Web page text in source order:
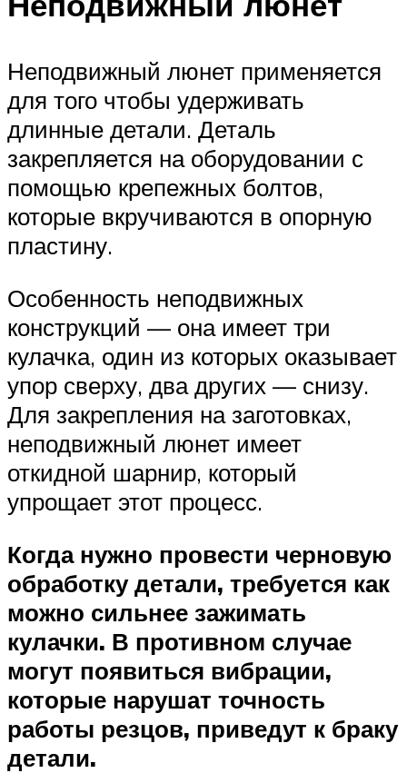
Неподвижный люнет применяется
для того чтобы удерживать
длинные детали. Деталь
закрепляется на оборудовании с
помощью крепежных болтов,
которые вкручиваются в опорную
пластину.
Особенность неподвижных
конструкций — она имеет три
кулачка, один из которых оказывает
упор сверху, два других — снизу.
Для закрепления на заготовках,
неподвижный люнет имеет
откидной шарнир, который
упрощает этот процесс.
Когда нужно провести черновую
обработку детали, требуется как
можно сильнее зажимать
кулачки. В противном случае
могут появиться вибрации,
которые нарушат точность
работы резцов, приведут к браку
детали.